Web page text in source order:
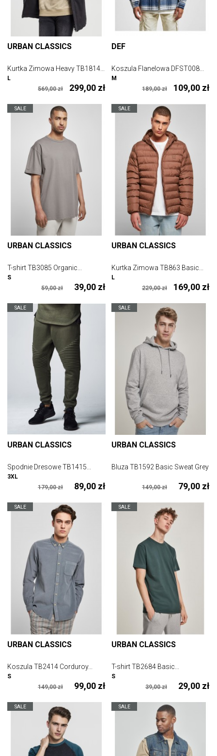
URBAN CLASSICS
Kurtka Zimowa Heavy TB1814...
299,00 zł
569,00 zł
L
DEF
Koszula Flanelowa DFST008...
109,00 zł
189,00 zł
M
SALE
URBAN CLASSICS
T-shirt TB3085 Organic...
39,00 zł
59,00 zł
S
SALE
URBAN CLASSICS
Kurtka Zimowa TB863 Basic...
169,00 zł
229,00 zł
L
SALE
URBAN CLASSICS
Spodnie Dresowe TB1415...
89,00 zł
179,00 zł
3XL
SALE
URBAN CLASSICS
Bluza TB1592 Basic Sweat Grey
79,00 zł
149,00 zł
SALE
URBAN CLASSICS
Koszula TB2414 Corduroy...
99,00 zł
149,00 zł
S
SALE
URBAN CLASSICS
T-shirt TB2684 Basic...
29,00 zł
39,00 zł
S
SALE SALE